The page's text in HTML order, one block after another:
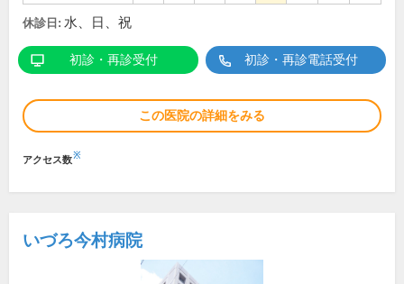
休診日: 水、日、祝
初診・再診受付 初診・再診電話受付
この医院の詳細をみる
アクセス数※
いづろ今村病院